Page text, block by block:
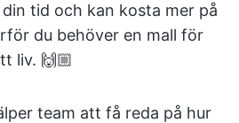
tid och kan kosta mer på
du behöver en mall för
liv. 🙌🏼
team att få reda på hur